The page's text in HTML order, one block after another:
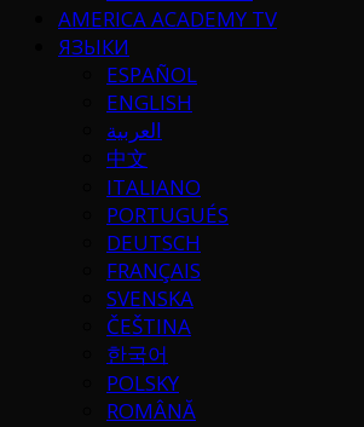
AMERICA ACADEMY TV
ЯЗЫКИ
ESPAÑOL
ENGLISH
العربية
中文
ITALIANO
PORTUGUÉS
DEUTSCH
FRANÇAIS
SVENSKA
ČEŠTINA
한국어
POLSKY
ROMÂNĂ